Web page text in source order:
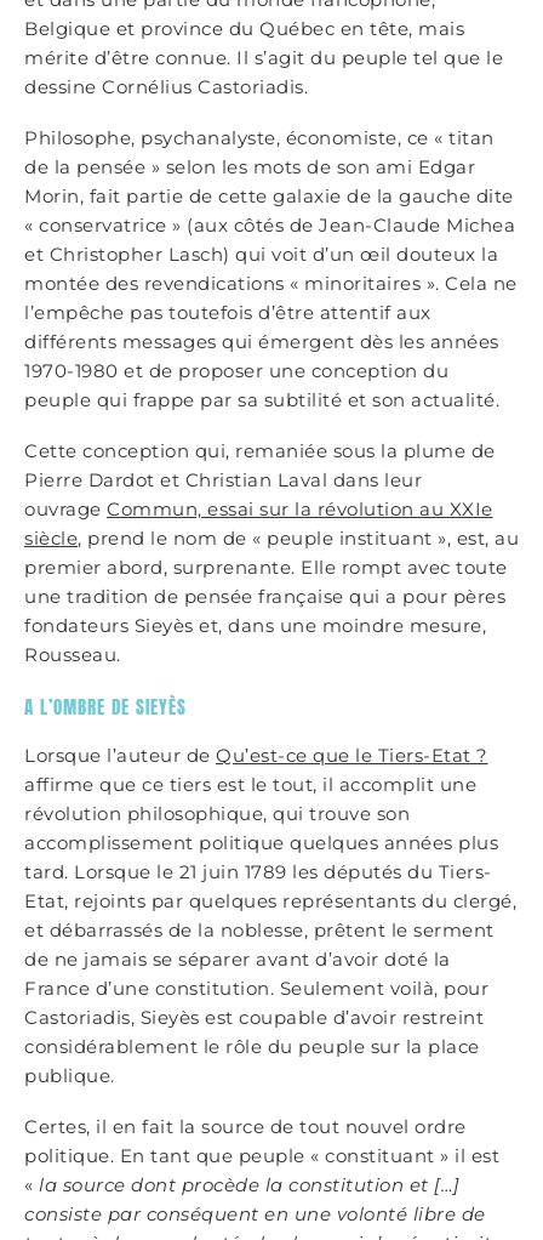
Belgique et province du Québec en tête, mais
mérite d’être connue. Il s’agit du peuple tel que le
dessine Cornélius Castoriadis.
Philosophe, psychanalyste, économiste, ce « titan
de la pensée » selon les mots de son ami Edgar
Morin, fait partie de cette galaxie de la gauche dite
« conservatrice » (aux côtés de Jean-Claude Michea
et Christopher Lasch) qui voit d’un œil douteux la
montée des revendications « minoritaires ». Cela ne
l’empêche pas toutefois d’être attentif aux
différents messages qui émergent dès les années
1970-1980 et de proposer une conception du
peuple qui frappe par sa subtilité et son actualité.
Cette conception qui, remaniée sous la plume de
Pierre Dardot et Christian Laval dans leur
ouvrage Commun, essai sur la révolution au XXIe
siècle, prend le nom de « peuple instituant », est, au
premier abord, surprenante. Elle rompt avec toute
une tradition de pensée française qui a pour pères
fondateurs Sieyès et, dans une moindre mesure,
Rousseau.
A L’OMBRE DE SIEYÈS
Lorsque l’auteur de Qu’est-ce que le Tiers-Etat ?
affirme que ce tiers est le tout, il accomplit une
révolution philosophique, qui trouve son
accomplissement politique quelques années plus
tard. Lorsque le 21 juin 1789 les députés du Tiers-
Etat, rejoints par quelques représentants du clergé,
et débarrassés de la noblesse, prêtent le serment
de ne jamais se séparer avant d’avoir doté la
France d’une constitution. Seulement voilà, pour
Castoriadis, Sieyès est coupable d’avoir restreint
considérablement le rôle du peuple sur la place
publique.
Certes, il en fait la source de tout nouvel ordre
politique. En tant que peuple « constituant » il est
« la source dont procède la constitution et […]
consiste par conséquent en une volonté libre de